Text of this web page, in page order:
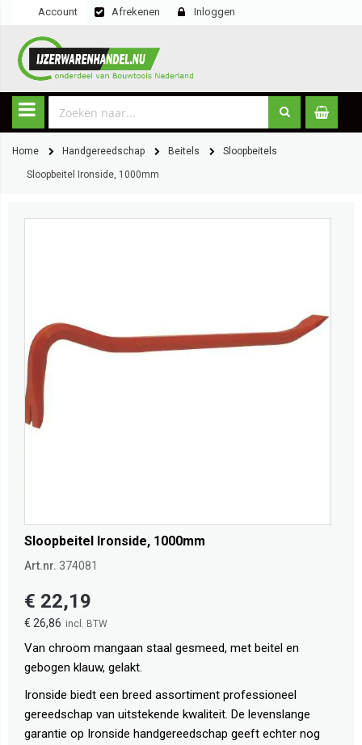
Account Afrekenen Inloggen
Home Handgereedschap Beitels Sloopbeitels
Sloopbeitel Ironside, 1000mm
Sloopbeitel Ironside, 1000mm
Art.nr. 374081
€ 26,86
€ 22,19
Van chroom mangaan staal gesmeed, met beitel en
gebogen klauw, gelakt.
Ironside biedt een breed assortiment professioneel
gereedschap van uitstekende kwaliteit. De levenslange
garantie op Ironside handgereedschap geeft echter nog